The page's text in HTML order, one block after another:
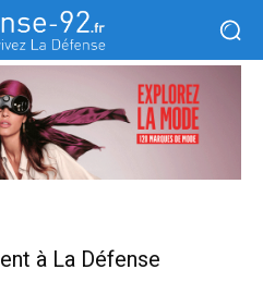
à La Défense